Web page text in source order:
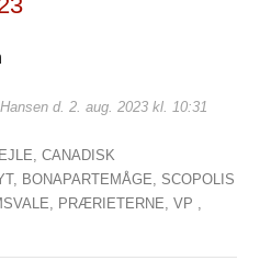
d. 2. aug. 2023 kl. 10:31
CANADISK
BONAPARTEMÅGE, SCOPOLIS
PRÆRIETERNE, VP ,